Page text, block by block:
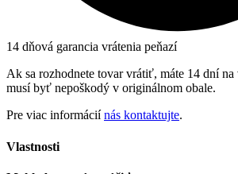
14 dňová garancia vrátenia peňazí
Ak sa rozhodnete tovar vrátiť, máte 14 dní
musí byť nepoškodý v originálnom obale.
Pre viac informáciínás kontaktujte.
Vlastnosti